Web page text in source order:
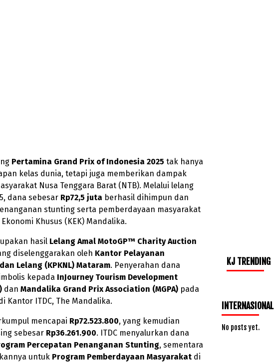
Pertamina Grand Prix of Indonesia 2025 tak hanya
kelas dunia, tetapi juga memberikan dampak
Nusa Tenggara Barat (NTB). Melalui lelang
dana sebesar Rp72,5 juta berhasil dihimpun dan
stunting serta pemberdayaan masyarakat
Khusus (KEK) Mandalika.
hasil Lelang Amal MotoGP™ Charity Auction
diselenggarakan oleh Kantor Pelayanan
Lelang (KPKNL) Mataram. Penyerahan dana
kepada InJourney Tourism Development
dan Mandalika Grand Prix Association (MGPA) pada
Kantor ITDC, The Mandalika.
mencapai Rp72.523.800, yang kemudian
sebesar Rp36.261.900. ITDC menyalurkan dana
Percepatan Penanganan Stunting, sementara
untuk Program Pemberdayaan Masyarakat di
KJ TRENDING
INTERNASIONAL
No posts yet.